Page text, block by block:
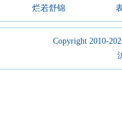
烂若舒锦
Copyright 2010-